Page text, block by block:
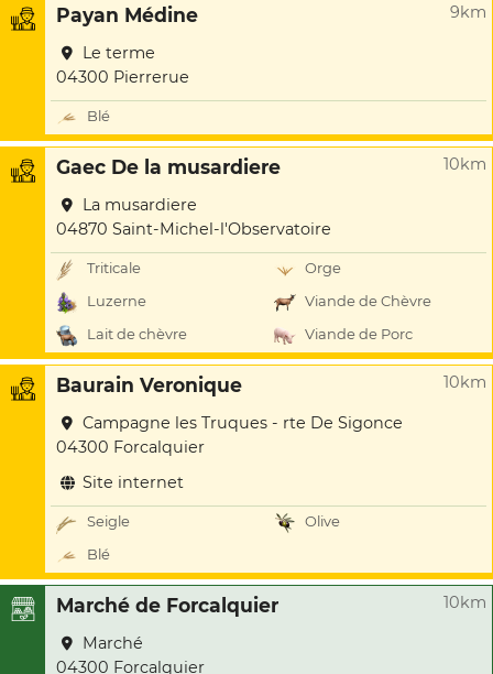
Payan Médine 9km
Le terme
04300 Pierrerue
Blé
Gaec De la musardiere 10km
La musardiere
04870 Saint-Michel-l'Observatoire
Triticale
Orge
Luzerne
Viande de Chèvre
Lait de chèvre
Viande de Porc
Baurain Veronique 10km
Campagne les Truques - rte De Sigonce
04300 Forcalquier
Site internet
Seigle
Olive
Blé
Marché de Forcalquier 10km
Marché
04300 Forcalquier